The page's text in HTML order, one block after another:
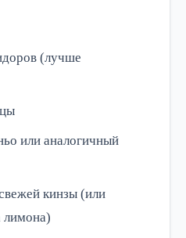
(лучше
или аналогичный
кинзы (или
лимона)